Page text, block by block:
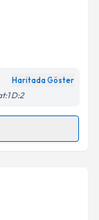
talebi
için bir
belirtilen
Haritada Göster
D:2
talebi
için bir